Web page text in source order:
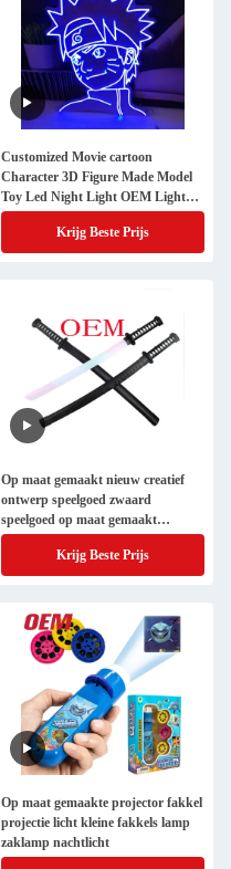
Customized Movie cartoon
Character 3D Figure Made Model
Toy Led Night Light OEM Light
Toy Manufacturer
Krijg Beste Prijs
Op maat gemaakt nieuw creatief
ontwerp speelgoed zwaard
speelgoed op maat gemaakt
product speelgoed fabriek
Krijg Beste Prijs
Op maat gemaakte projector fakkel
projectie licht kleine fakkels lamp
zaklamp nachtlicht